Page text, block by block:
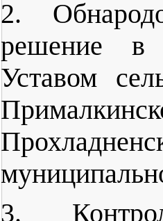
2.
решение в
Уставом
3.